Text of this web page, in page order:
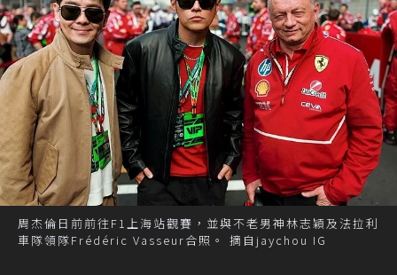
周杰倫日前前往F1上海站觀賽，並與不老男神林志穎及法拉利
車隊領隊Frédéric Vasseur合照。 摘自jaychou IG